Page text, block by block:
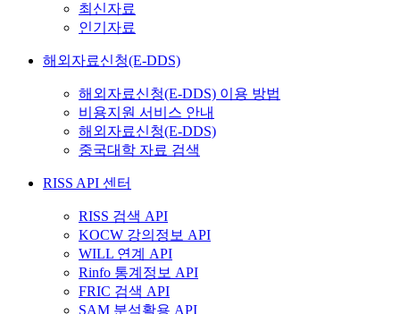
최신자료
인기자료
해외자료신청(E-DDS)
해외자료신청(E-DDS) 이용 방법
비용지원 서비스 안내
해외자료신청(E-DDS)
중국대학 자료 검색
RISS API 센터
RISS 검색 API
KOCW 강의정보 API
WILL 연계 API
Rinfo 통계정보 API
FRIC 검색 API
SAM 분석활용 API